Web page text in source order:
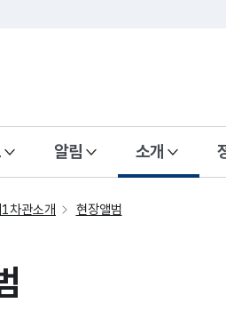
알림 소개
차관소개 현장앨범